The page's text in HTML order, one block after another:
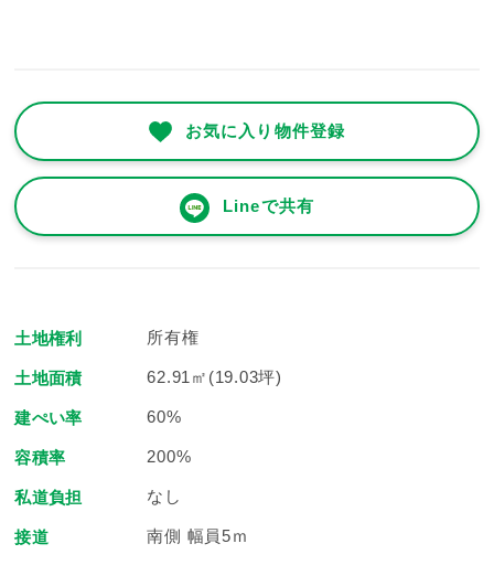
お気に入り物件登録
Lineで共有
土地権利 所有権
土地面積 62.91㎡(19.03坪)
建ぺい率 60%
容積率 200%
私道負担 なし
接道 南側 幅員5ｍ